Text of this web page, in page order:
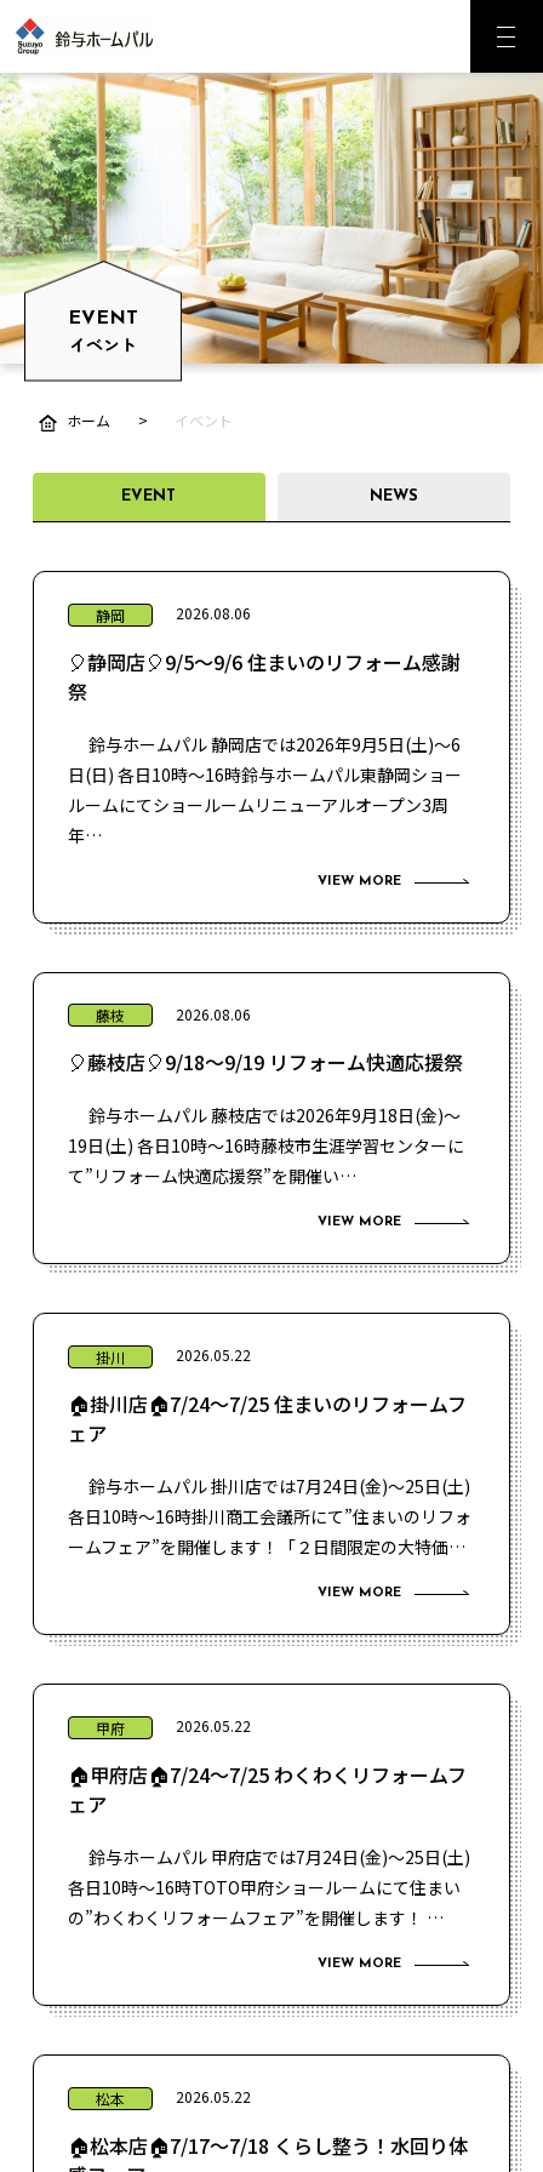
EVENT
イベント
ホーム イベント
EVENT NEWS
静岡 2026.08.06
🎈静岡店🎈9/5～9/6 住まいのリフォーム感謝
祭
鈴与ホームパル 静岡店では2026年9月5日(土)～6
日(日) 各日10時～16時鈴与ホームパル東静岡ショー
ルームにてショールームリニューアルオープン3周
年…
VIEW MORE
藤枝 2026.08.06
🎈藤枝店🎈9/18～9/19 リフォーム快適応援祭
鈴与ホームパル 藤枝店では2026年9月18日(金)～
19日(土) 各日10時～16時藤枝市生涯学習センターに
て”リフォーム快適応援祭”を開催い…
VIEW MORE
掛川 2026.05.22
🏠掛川店🏠7/24～7/25 住まいのリフォームフ
ェア
鈴与ホームパル 掛川店では7月24日(金)～25日(土)
各日10時～16時掛川商工会議所にて”住まいのリフォ
ームフェア”を開催します！「２日間限定の大特価…
VIEW MORE
甲府 2026.05.22
🏠甲府店🏠7/24～7/25 わくわくリフォームフ
ェア
鈴与ホームパル 甲府店では7月24日(金)～25日(土)
各日10時～16時TOTO甲府ショールームにて住まい
の”わくわくリフォームフェア”を開催します！ …
VIEW MORE
松本 2026.05.22
🏠松本店🏠7/17～7/18 くらし整う！水回り体